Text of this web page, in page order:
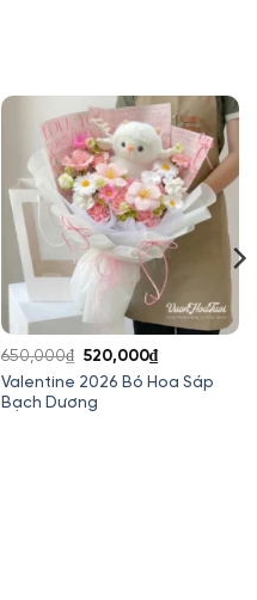
Valentine 2026 Bó Hoa Sáp
Bạch Dương
650,000₫ Giá
gốc
là:
520,000₫Giá
hiện